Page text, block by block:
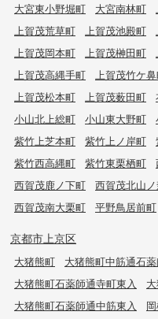
大宮東小野堀町
大宮南林町
上賀茂荒草町
上賀茂池殿町
上賀茂岡本町
上賀茂榊田町
上賀茂高縄手町
上賀茂竹ケ
上賀茂松本町
上賀茂薮田町
小山北上総町
小山東大野町
紫竹上芝本町
紫竹上ノ岸町
紫竹西高縄町
紫竹東栗栖町
西賀茂鹿ノ下町
西賀茂北山
西賀茂南大栗町
平野鳥居前町
京都市上京区
大猪熊町 大猪熊町中筋通石
大猪熊町石薬師通寺町東入
大猪熊町石薬師通中筋東入